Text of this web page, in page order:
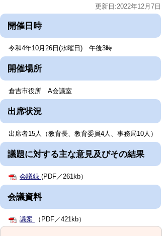
更新日:2022年12月7日
開催日時
令和4年10月26日(水曜日) 午後3時
開催場所
倉吉市役所 A会議室
出席状況
出席者15人（教育長、教育委員4人、事務局10人）
議題に対する主な意見及びその結果
会議録 (PDF／261kb）
会議資料
議案 （PDF／421kb）